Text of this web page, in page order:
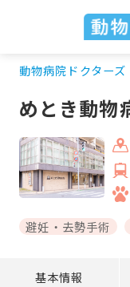
動物病院ドクター
めとき動物
避妊・去勢手術
基本情報